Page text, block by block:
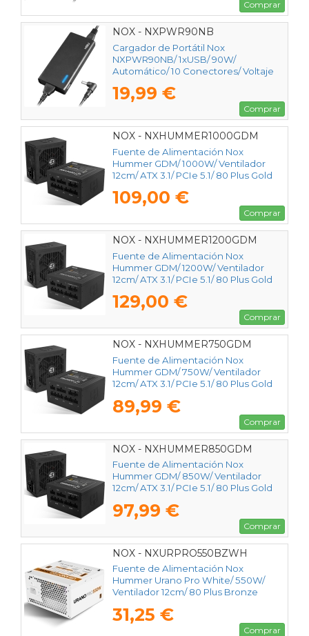
Comprar
NOX - NXPWR90NB
Cargador de Portátil Nox
NXPWR90NB/ 1xUSB/ 90W/
Automático/ 10 Conectores/ Voltaje
19,99 €
Comprar
NOX - NXHUMMER1000GDM
Fuente de Alimentación Nox
Hummer GDM/ 1000W/ Ventilador
12cm/ ATX 3.1/ PCIe 5.1/ 80 Plus Gold
109,00 €
Comprar
NOX - NXHUMMER1200GDM
Fuente de Alimentación Nox
Hummer GDM/ 1200W/ Ventilador
12cm/ ATX 3.1/ PCIe 5.1/ 80 Plus Gold
129,00 €
Comprar
NOX - NXHUMMER750GDM
Fuente de Alimentación Nox
Hummer GDM/ 750W/ Ventilador
12cm/ ATX 3.1/ PCIe 5.1/ 80 Plus Gold
89,99 €
Comprar
NOX - NXHUMMER850GDM
Fuente de Alimentación Nox
Hummer GDM/ 850W/ Ventilador
12cm/ ATX 3.1/ PCIe 5.1/ 80 Plus Gold
97,99 €
Comprar
NOX - NXURPRO550BZWH
Fuente de Alimentación Nox
Hummer Urano Pro White/ 550W/
Ventilador 12cm/ 80 Plus Bronze
31,25 €
Comprar